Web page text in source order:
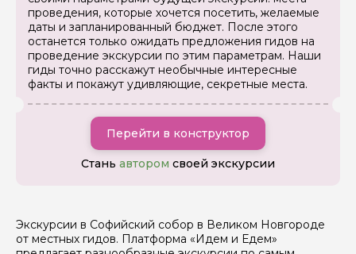
проведения, которые хочется посетить, желаемые
даты и запланированный бюджет. После этого
останется только ожидать предложения гидов на
проведение экскурсии по этим параметрам. Наши
гиды точно расскажут необычные интересные
факты и покажут удивляющие, секретные места.
Перейти в конструктор
Стань автором своей экскурсии
Экскурсии в Софийский собор в Великом Новгороде
от местных гидов. Платформа «Идем и Едем»
Как вас зовут
Ваша электронная почта
Ваш номер телефона